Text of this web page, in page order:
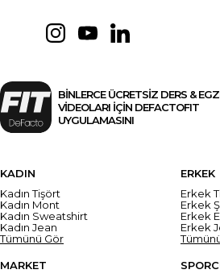
BİNLERCE ÜCRETSİZ DERS &
VİDEOLARI İÇİN DEFACTOFIT
UYGULAMASINI
KADIN
Kadın Tişört
Kadın Mont
Kadın Sweatshirt
Kadın Jean
Tümünü Gör
ERKEK
Erkek
Erkek
Erkek
Erkek
MARKET